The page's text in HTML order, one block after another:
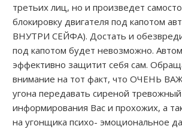
третьих лиц, но и произведет
блокировку двигателя под капотом
ВНУТРИ СЕЙФА). Достать и
под капотом будет невозможно.
эффективно защитит себя сам.
внимание на тот факт, что ОЧЕНЬ
угона передавать сиреной тревожный
информирования Вас и прохожих, а
на угонщика психо- эмоциональное